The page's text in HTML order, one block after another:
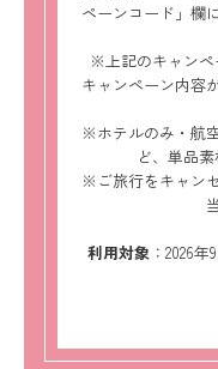
ペーンコード」欄
※上記のキャンペ
キャンペーン内容
※ホテルのみ・航
ど、単品
※ご旅行をキャン
利用対象 ：2026